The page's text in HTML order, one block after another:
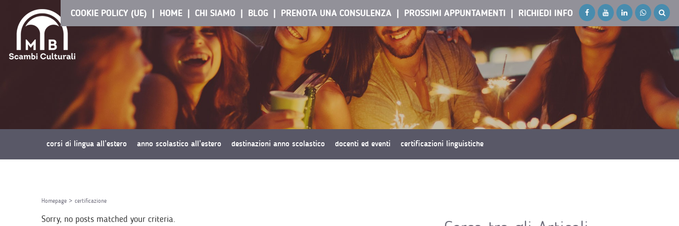
RICHIEDI INFO
PROSSIMI APPUNTAMENTI
PRENOTA UNA CONSULENZA
BLOG
CHI SIAMO
HOME
COOKIE POLICY (UE)
corsi di lingua all’estero anno scolastico all’estero destinazioni anno scolastico docenti ed eventi certificazioni linguistiche
Homepage > certificazione
Sorry, no posts matched your criteria.